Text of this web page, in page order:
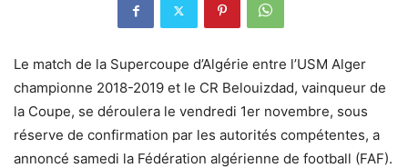
Le match de la Supercoupe d’Algérie entre l’USM Alger
championne 2018-2019 et le CR Belouizdad, vainqueur de
la Coupe, se déroulera le vendredi 1er novembre, sous
réserve de confirmation par les autorités compétentes, a
annoncé samedi la Fédération algérienne de football (FAF).